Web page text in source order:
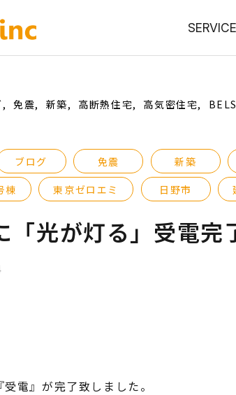
SERVICE
免震 新築 高断熱住宅 高気密住宅 BELS
ブログ 免震 新築
棟
東京ゼロエミ 日野市
「光が灯る」受電
電』が完了致しました。